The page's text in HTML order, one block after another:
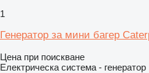
1
Генератор за мини багер
Цена при поискване
Електрическа система - генератор